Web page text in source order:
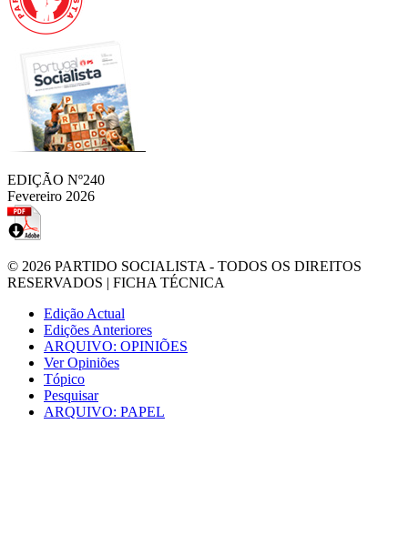
EDIÇÃO Nº240
Fevereiro 2026
© 2026 PARTIDO SOCIALISTA - TODOS OS DIREITOS
RESERVADOS | FICHA TÉCNICA
Edição Actual
Edições Anteriores
ARQUIVO: OPINIÕES
Ver Opiniões
Tópico
Pesquisar
ARQUIVO: PAPEL